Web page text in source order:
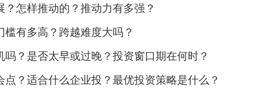
怎样推动的？推动力有多强？
有多高？跨越难度大吗？
？是否太早或过晚？投资窗口期在何时？
？适合什么企业投？最优投资策略是什么？